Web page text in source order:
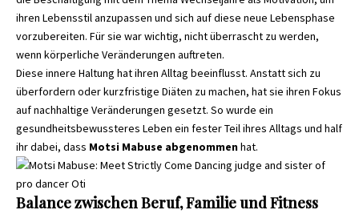
ihren Lebensstil anzupassen und sich auf diese neue Lebensphase
vorzubereiten. Für sie war wichtig, nicht überrascht zu werden,
wenn körperliche Veränderungen auftreten.
Diese innere Haltung hat ihren Alltag beeinflusst. Anstatt sich zu
überfordern oder kurzfristige Diäten zu machen, hat sie ihren Fokus
auf nachhaltige Veränderungen gesetzt. So wurde ein
gesundheitsbewussteres Leben ein fester Teil ihres Alltags und half
ihr dabei, dass Motsi Mabuse abgenommenhat.
Balance zwischen Beruf, Familie und Fitness